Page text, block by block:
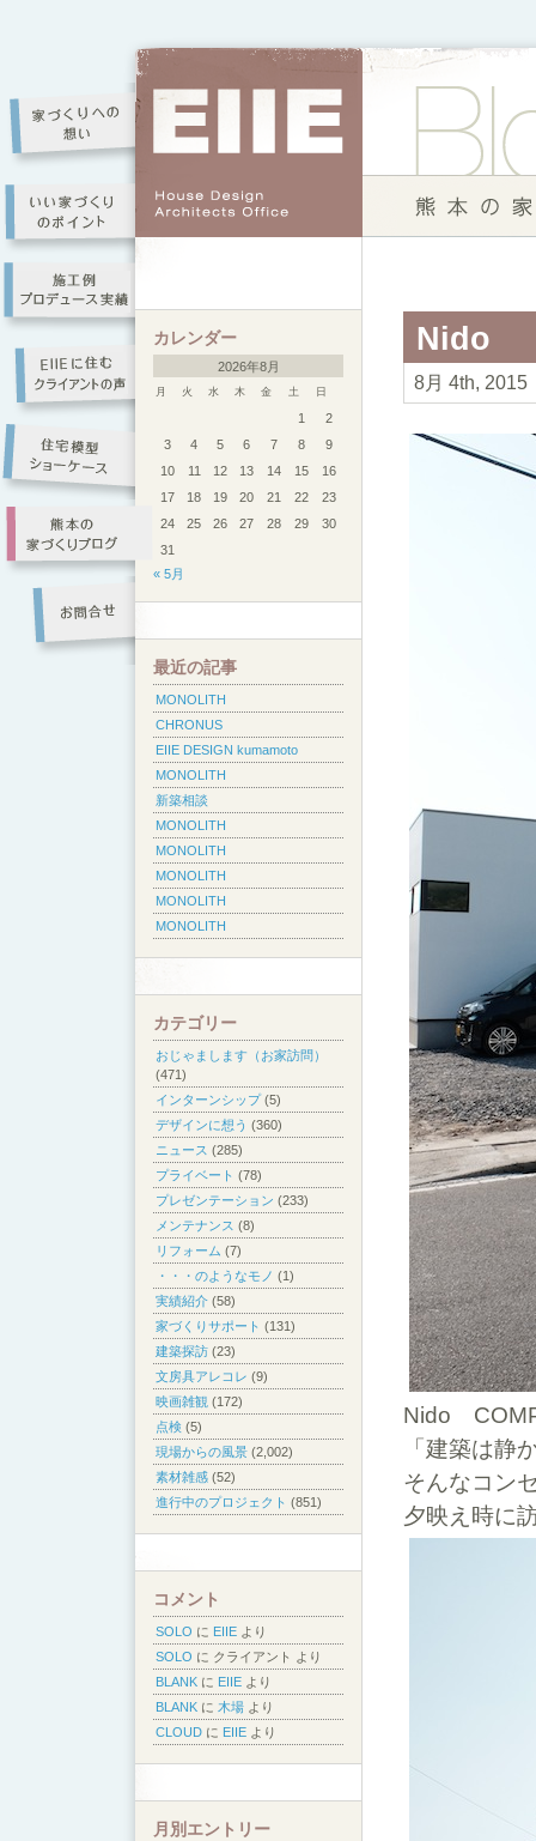
Nido
8月 4th,
Nido
「建築は静
そんなコン
夕映え時に
カレンダー
2026年8月
月 火 水 木 金 土 日
1
2
3
4 5 6 7 8
9
10
11 12 13 14 15
16
17
18 19 20 21 22
23
24
25 26 27 28 29
30
31
« 5月
最近の記事
MONOLITH
CHRONUS
EIIE DESIGN kumamoto
MONOLITH
新築相談
MONOLITH
MONOLITH
MONOLITH
MONOLITH
MONOLITH
カテゴリー
おじゃまします（お家訪問）
(471)
インターンシップ(5)
デザインに想う (360)
ニュース (285)
プライベート (78)
プレゼンテーション (233)
メンテナンス (8)
リフォーム (7)
・・・のようなモノ (1)
実績紹介 (58)
家づくりサポート (131)
建築探訪 (23)
文房具アレコレ (9)
映画雑観 (172)
点検 (5)
現場からの風景 (2,002)
素材雑感 (52)
進行中のプロジェクト (851)
コメント
SOLO に EIIE より
SOLO に クライアント
より
BLANK に EIIE より
BLANK に 木場 より
CLOUD に EIIE より
月別エントリー